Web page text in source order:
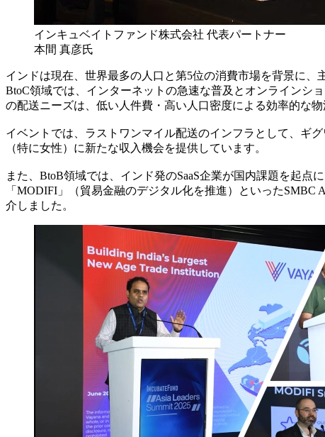
インキュベイトファンド株式会社 代表パートナー
本間 真彦氏
インドは現在、世界最多の人口と第5位の消費市場を背景に
BtoC領域では、インターネットの急速な普及とオンラインシ
の配送ニーズは、低い人件費・高い人口密度による効率的な
イベントでは、 ラストワンマイル配送のインフラとして、 ギ
（特に女性）に新たな収入機会を提供しています。
また、BtoB領域では、インド発のSaaS企業が国内課題を起点
「MODIFI」（貿易金融のデジタル化を推進）
といったSMBC
介しました。